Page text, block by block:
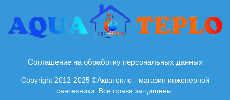
Соглашение на обработку персональных данных
Copyright 2012-2025 ©Акватепло - магазин инженерной
сантехники. Все права защищены.